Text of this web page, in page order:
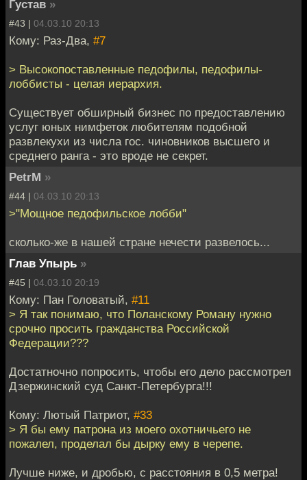
Густав »
#43 | 04.03.10 20:13
Кому: Раз-Два, #7
> Высокопоставленные педофилы, педофилы-
лоббисты - целая иерархия.
Существует обширный бизнес по предоставлению
услуг юных нимфеток любителям подобной
развлекухи из числа гос. чиновников высшего и
среднего ранга - это вроде не секрет.
PetrM »
#44 | 04.03.10 20:13
>"Мощное педофильское лобби"
сколько-же в нашей стране нечести развелось...
Глав Упырь »
#45 | 04.03.10 20:19
Кому: Пан Головатый, #11
> Я так понимаю, что Поланскому Роману нужно
срочно просить гражданства Российской
Федерации???
Достатночно попросить, чтобы его дело рассмотрел
Дзержинский суд Санкт-Петербурга!!!
Кому: Лютый Патриот, #33
> Я бы ему патрона из моего охотничьего не
пожалел, проделал бы дырку ему в черепе.
Лучше ниже, и дробью, с расстояния в 0,5 метра!